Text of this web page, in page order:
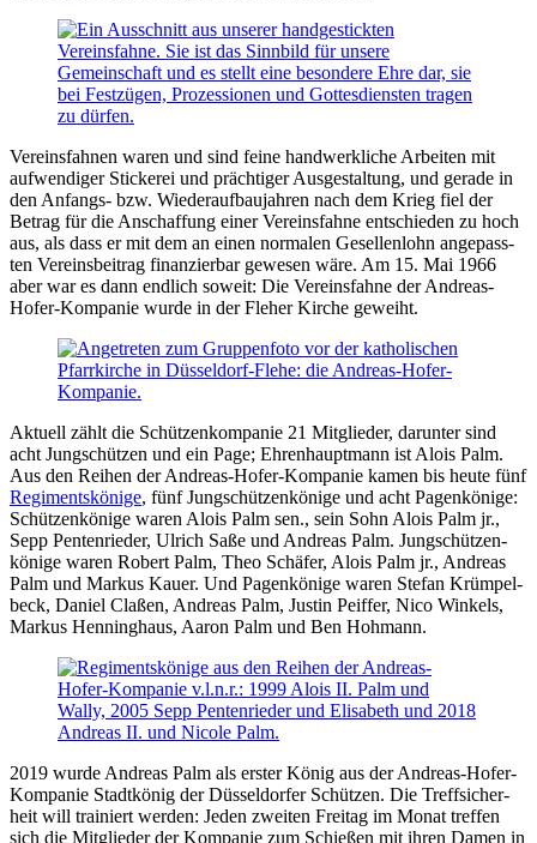
Vereinsfahnen waren und sind feine hand­werkliche Arbeiten mit
auf­wendi­ger Sti­cke­rei und präch­tiger Aus­ge­staltung, und gerade in
den Anfangs- bzw. Wieder­auf­bau­jahren nach dem Krieg fiel der
Betrag für die An­schaf­fung einer Vereins­fahne ent­schie­den zu hoch
aus, als dass er mit dem an einen nor­ma­len Gesellen­lohn ange­pass­
ten Ver­eins­bei­trag finan­zier­bar ge­wesen wäre. Am 15. Mai 1966
aber war es dann end­lich soweit: Die Vereins­fahne der Andreas-
Hofer-Kompanie wurde in der Fleher Kirche geweiht.
Aktuell zählt die Schützenkompanie 21 Mitglieder, darunter sind
acht Jung­schützen und ein Page; Ehren­haupt­mann ist Alois Palm.
Aus den Reihen der Andreas-Hofer-Kompanie kamen bis heute fünf
Regiments­könige, fünf Jung­schützen­könige und acht Pagen­könige:
Schützen­könige waren Alois Palm sen., sein Sohn Alois Palm jr.,
Sepp Pentenrieder, Ulrich Saße und Andreas Palm. Jung­schützen­
könige waren Robert Palm, Theo Schäfer, Alois Palm jr., Andreas
Palm und Markus Kauer. Und Pagen­könige waren Stefan Krümpel­
beck, Daniel Claßen, Andreas Palm, Justin Peiffer, Nico Winkels,
Markus Henning­haus, Aaron Palm und Ben Hohmann.
2019 wurde Andreas Palm als erster König aus der Andreas-Hofer-
Kompanie Stadt­könig der Düssel­dorfer Schützen. Die Treff­sicher­
heit will trainiert werden: Jeden zweiten Freitag im Monat treffen
sich die Mit­glieder der Kompanie zum Schießen mit ihren Damen in